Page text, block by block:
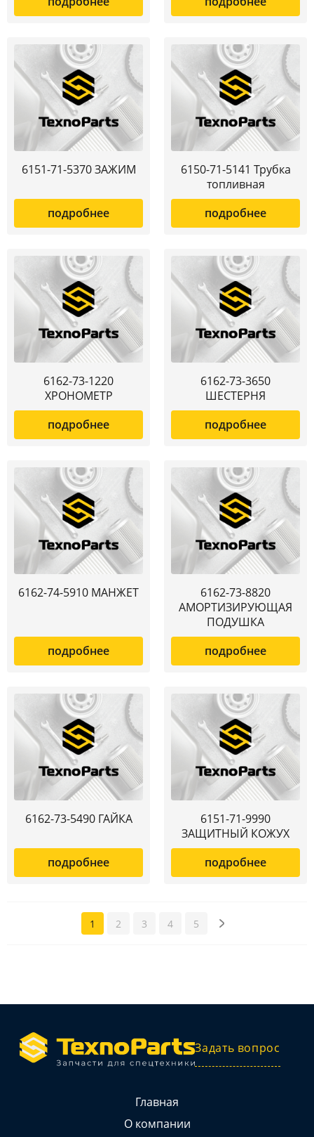
6151-71-5370 ЗАЖИМ
подробнее
6150-71-5141 Трубка
топливная
подробнее
6162-73-1220
ХРОНОМЕТР
подробнее
6162-73-3650
ШЕСТЕРНЯ
подробнее
6162-74-5910 МАНЖЕТ
подробнее
6162-73-8820
АМОРТИЗИРУЮЩАЯ
ПОДУШКА
подробнее
6162-73-5490 ГАЙКА
подробнее
6151-71-9990
ЗАЩИТНЫЙ КОЖУХ
подробнее
1 2 3 4 5
Задать вопрос
Главная
О компании